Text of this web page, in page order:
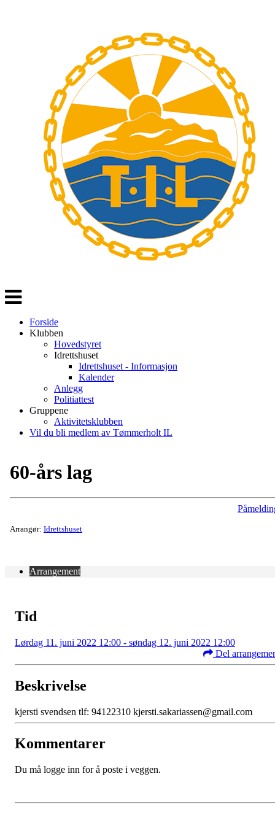
Veksle
navigasjon
Forside
Klubben
Hovedstyret
Idrettshuset
Idrettshuset - Informasjon
Kalender
Anlegg
Politiattest
Gruppene
Aktivitetsklubben
Vil du bli medlem av Tømmerholt IL
60-års lag
Arrangør: Idrettshuset
Arrangement
Tid
Lørdag 11. juni 2022 12:00 - søndag 12. juni 2022 12:00
Del
Beskrivelse
kjersti svendsen tlf: 94122310 kjersti.sakariassen@gmail.com
Kommentarer
Du må logge inn for å poste i veggen.